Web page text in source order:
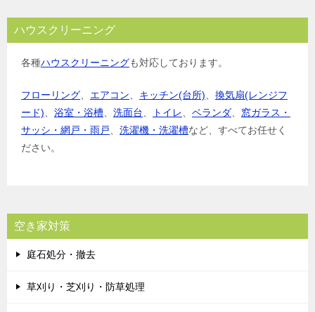
ハウスクリーニング
各種ハウスクリーニングも対応しております。
フローリング、 エアコン、 キッチン(台所)、 換気扇(レンジフ
ード)、 浴室・浴槽、 洗面台、 トイレ、 ベランダ、 窓ガラス・
サッシ・網戸・雨戸、 洗濯機・洗濯槽など、すべてお任せく
ださい。
空き家対策
庭石処分・撤去
草刈り・芝刈り・防草処理